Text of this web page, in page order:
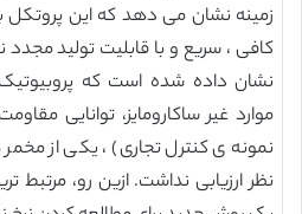
زمینه نشان می دهد که این پروتکل
کافی ، سریع و با قابلیت تولید
نشان داده شده است که
نمونه ی کنترل تجاری) ، یکی از
نظر ارزیابی نداشت. ازین رو، مرتبط